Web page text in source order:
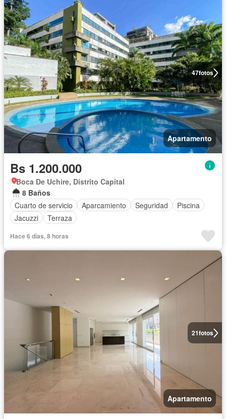
47fotos
Apartamento
Bs 1.200.000
Boca De Uchire, Distrito Capital
8 Baños
Cuarto de servicio
Aparcamiento Seguridad
Piscina
Jacuzzi
Terraza
Hace 6 días, 8 horas
21fotos
Apartamento